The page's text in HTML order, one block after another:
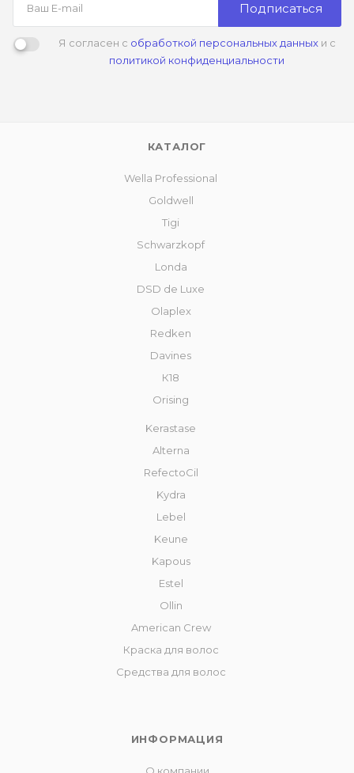
Подписаться
Я согласен с обработкой персональных данныхи с
политикой конфиденциальности
КАТАЛОГ
Wella Professional
Goldwell
Tigi
Schwarzkopf
Londa
DSD de Luxe
Olaplex
Redken
Davines
К18
Orising
Kerastase
Alterna
RefectoCil
Kydra
Lebel
Keune
Kapous
Estel
Ollin
American Crew
Краска для волос
Средства для волос
ИНФОРМАЦИЯ